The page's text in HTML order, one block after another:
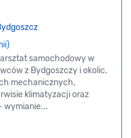
samochodowy w
z Bydgoszczy i okolic.
mechanicznych,
klimatyzacji oraz
wymianie...